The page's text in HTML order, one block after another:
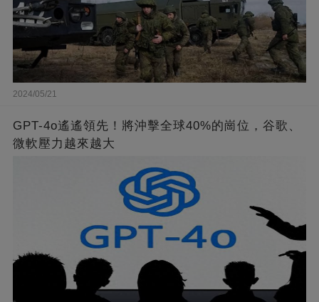
2024/05/21
GPT-4o遙遙領先！將沖擊全球40%的崗位，谷歌、
微軟壓力越來越大